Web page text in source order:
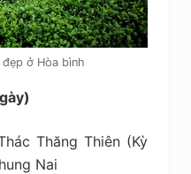
ở Hòa bình
Thăng Thiên (Kỳ
Nai